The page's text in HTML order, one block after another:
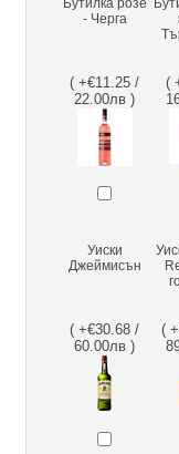
Бутилка розе
- Черга
( +€11.25 /
22.00лв )
(
Уиски
Джеймисън
( +€30.68 /
60.00лв )
(